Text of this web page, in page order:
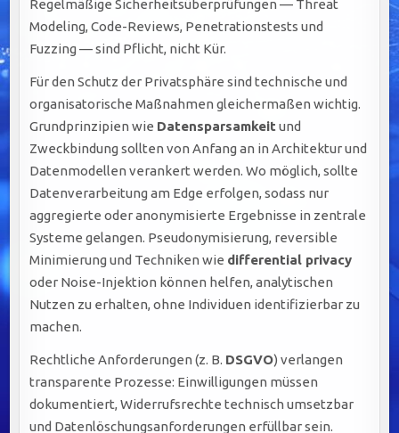
Regelmäßige Sicherheitsüberprüfungen — Threat
Modeling, Code-Reviews, Penetrationstests und
Fuzzing — sind Pflicht, nicht Kür.
Für den Schutz der Privatsphäre sind technische und
organisatorische Maßnahmen gleichermaßen wichtig.
Grundprinzipien wie Datensparsamkeit und
Zweckbindung sollten von Anfang an in Architektur und
Datenmodellen verankert werden. Wo möglich, sollte
Datenverarbeitung am Edge erfolgen, sodass nur
aggregierte oder anonymisierte Ergebnisse in zentrale
Systeme gelangen. Pseudonymisierung, reversible
Minimierung und Techniken wie differential privacy
oder Noise-Injektion können helfen, analytischen
Nutzen zu erhalten, ohne Individuen identifizierbar zu
machen.
Rechtliche Anforderungen (z. B. DSGVO) verlangen
transparente Prozesse: Einwilligungen müssen
dokumentiert, Widerrufsrechte technisch umsetzbar
und Datenlöschungsanforderungen erfüllbar sein.